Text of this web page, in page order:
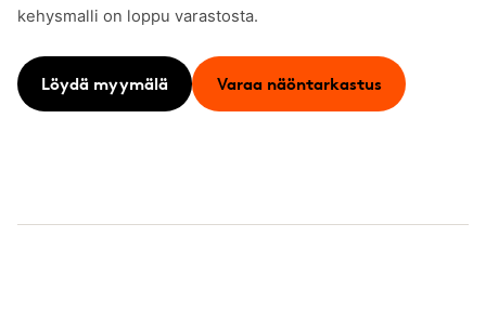
kehysmalli on loppu varastosta.
Löydä myymälä Varaa näöntarkastus